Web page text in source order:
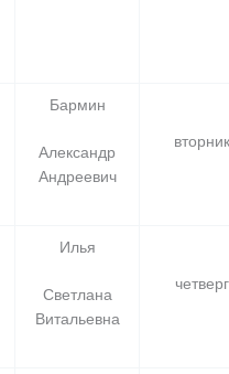
Бармин
Александр
Андреевич
вторник
Илья
Светлана
Витальевна
четверг